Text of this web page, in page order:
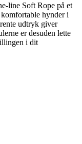
line Soft Rope på et
hynder i
udtryk giver
er desuden lette
i dit